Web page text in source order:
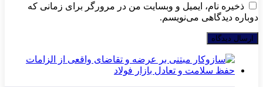
ذخیره نام، ایمیل و وبسایت من در مرورگر برای زمانی که
دوباره دیدگاهی می‌نویسم.